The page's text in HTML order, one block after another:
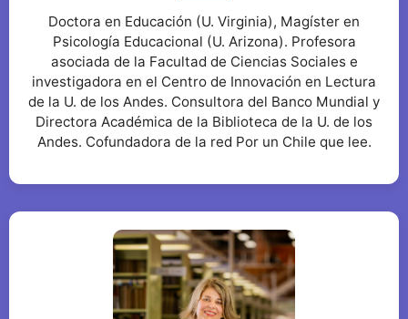
Doctora en Educación (U. Virginia), Magíster en
Psicología Educacional (U. Arizona). Profesora
asociada de la Facultad de Ciencias Sociales e
investigadora en el Centro de Innovación en Lectura
de la U. de los Andes. Consultora del Banco Mundial y
Directora Académica de la Biblioteca de la U. de los
Andes. Cofundadora de la red Por un Chile que lee.